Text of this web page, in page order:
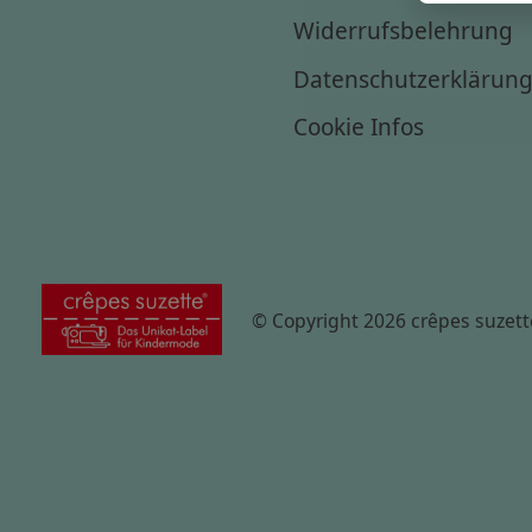
Widerrufsbelehrung
Datenschutzerklärung
Cookie Infos
© Copyright 2026 crêpes